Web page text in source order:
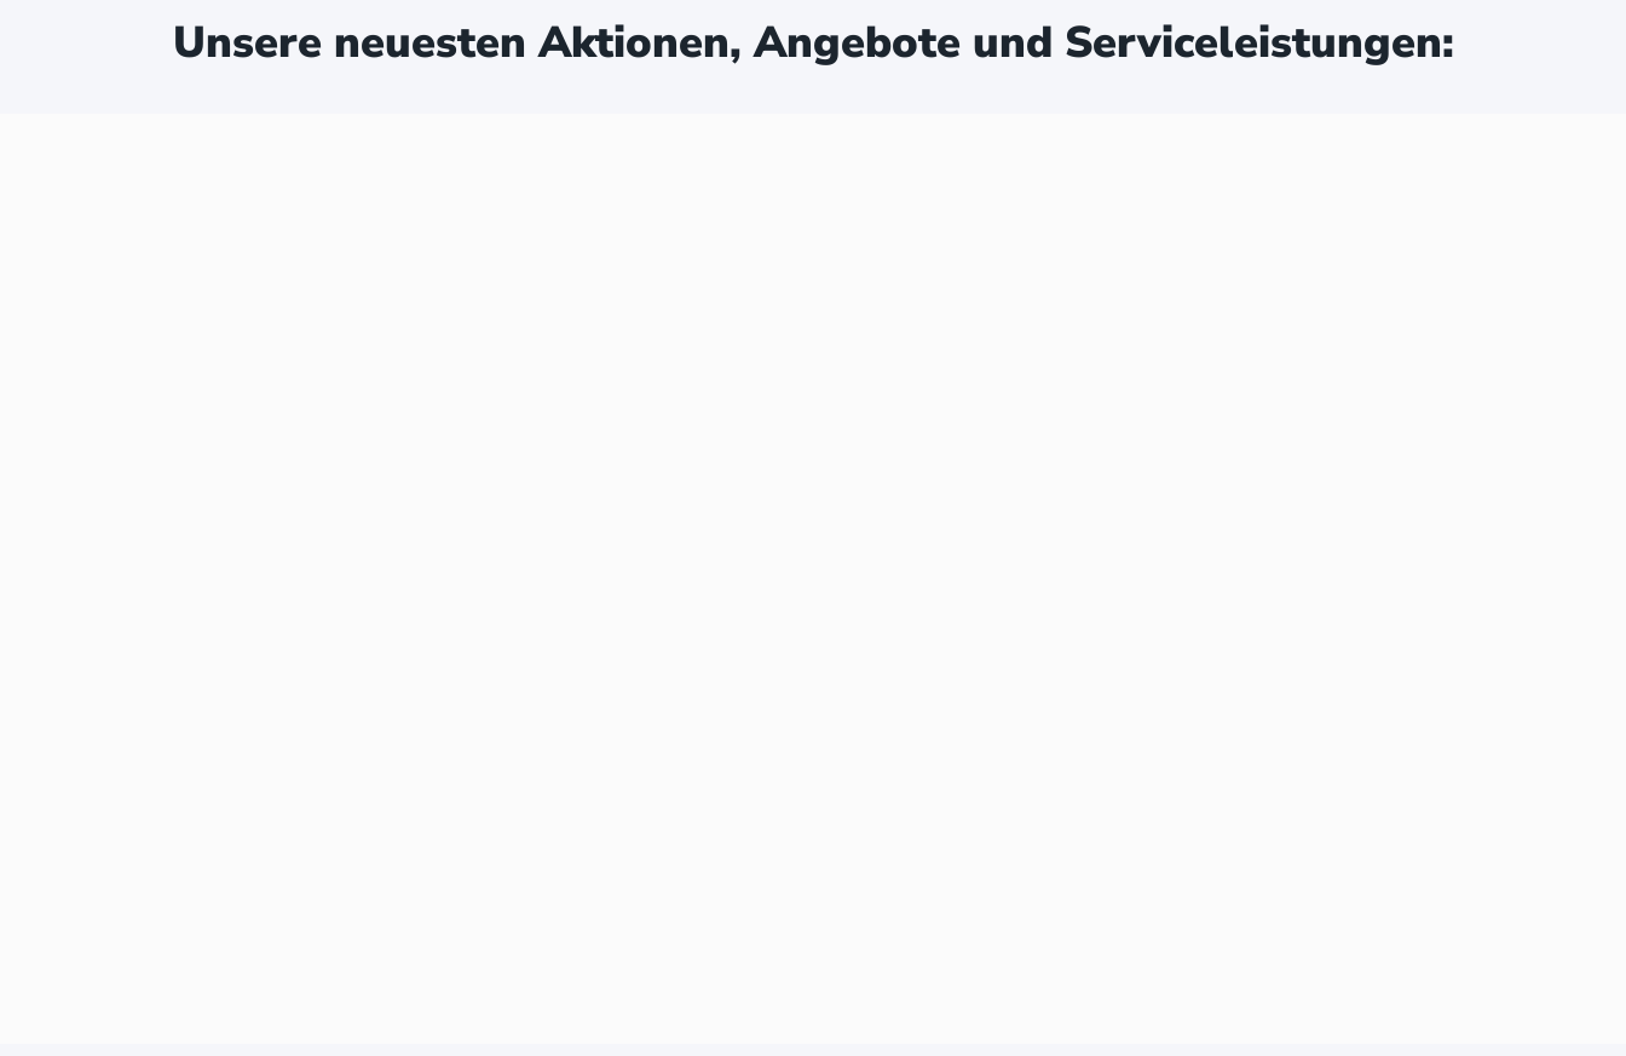
Unsere neuesten Aktionen, Angebote und Serviceleistungen: